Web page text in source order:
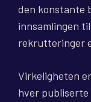
den konstante
innsamlingen
rekrutteringer
Virkeligheten
hver